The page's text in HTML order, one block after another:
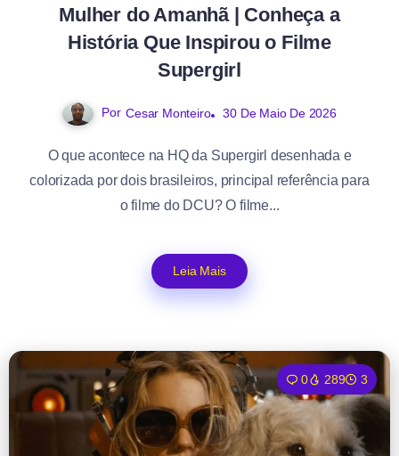
Mulher do Amanhã | Conheça a
História Que Inspirou o Filme
Supergirl
Por Cesar Monteiro 30 De Maio De 2026
O que acontece na HQ da Supergirl desenhada e
colorizada por dois brasileiros, principal referência para
o filme do DCU? O filme...
Leia Mais
0 289 3